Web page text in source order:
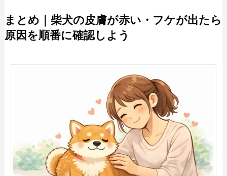
まとめ｜柴犬の皮膚が赤い・フケが出たら
原因を順番に確認しよう